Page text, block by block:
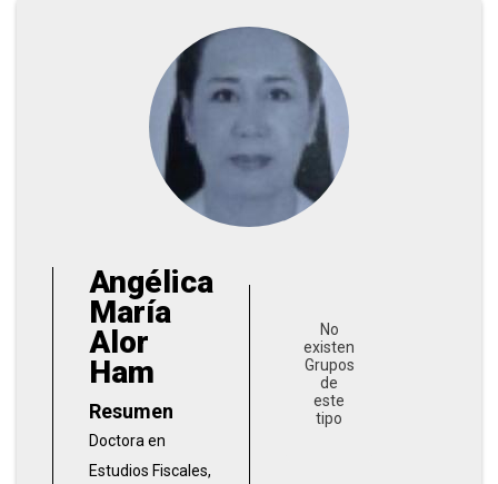
navegación
Angélica
María
Alor
Ham
Resumen
Doctora en
Estudios Fiscales,
No
existen
Grupos
de
este
tipo